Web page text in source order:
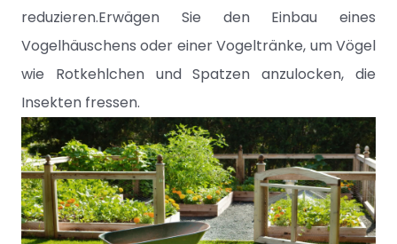
reduzieren.Erwägen Sie den Einbau eines
Vogelhäuschens oder einer Vogeltränke, um Vögel
wie Rotkehlchen und Spatzen anzulocken, die
Insekten fressen.